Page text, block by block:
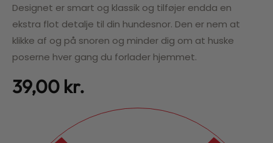
Designet er smart og klassik og tilføjer endda en
ekstra flot detalje til din hundesnor. Den er nem at
klikke af og på snoren og minder dig om at huske
poserne hver gang du forlader hjemmet.
39,00 kr.